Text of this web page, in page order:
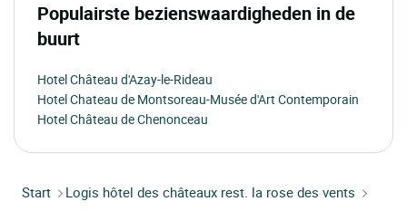
Populairste bezienswaardigheden in de
buurt
Hotel Château d'Azay-le-Rideau
Hotel Chateau de Montsoreau-Musée d'Art Contemporain
Hotel Château de Chenonceau
Start
Logis hôtel des châteaux rest. la rose des vents